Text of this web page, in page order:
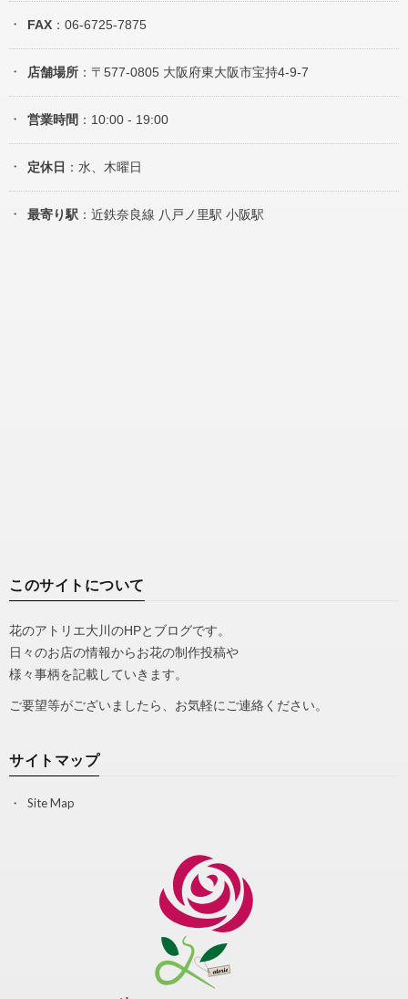
FAX ：06-6725-7875
店舗場所 ：〒577-0805 大阪府東大阪市宝持4-9-7
営業時間 ：10:00 - 19:00
定休日 ：水、木曜日
最寄り駅 ：近鉄奈良線 八戸ノ里駅 小阪駅
このサイトについて
花のアトリエ大川のHPとブログです。
日々のお店の情報からお花の制作投稿や
様々事柄を記載していきます。
ご要望等がございましたら、お気軽にご連絡ください。
サイトマップ
Site Map